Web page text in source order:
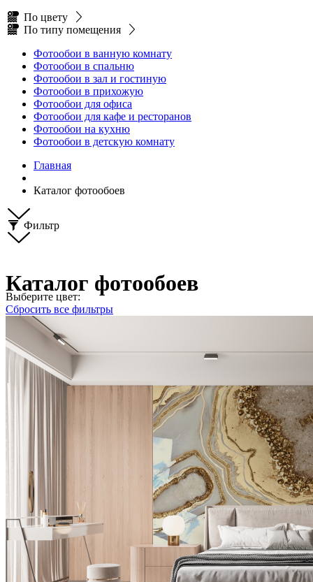
По цвету
По типу помещения
Фотообои в ванную комнату
Фотообои в спальню
Фотообои в зал и гостиную
Фотообои в прихожую
Фотообои для офиса
Фотообои для кафе и ресторанов
Фотообои на кухню
Фотообои в детскую комнату
Главная
Каталог фотообоев
Фильтр
Каталог фотообоев
Выберите цвет:
Сбросить все фильтры